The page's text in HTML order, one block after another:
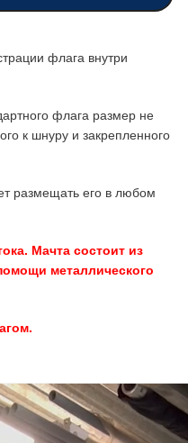
флага внутри
флага размер не
к шнуру и закрепленного
размещать его в любом
Мачта состоит из
металлического